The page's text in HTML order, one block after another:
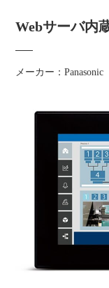
Webサーバ内
メーカー：Panasonic